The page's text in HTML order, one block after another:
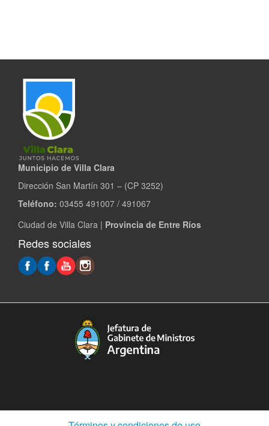
Municipio de Villa Clara
Dirección San Martín 301 – (CP 3252)
Teléfono: 03455 491007 / 491067
Ciudad de Villa Clara | Provincia de Entre Ríos
Redes sociales